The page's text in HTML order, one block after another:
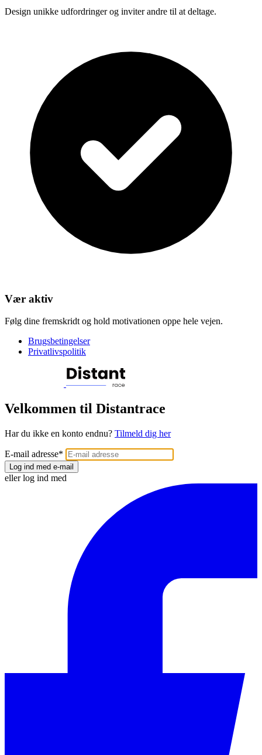
Design unikke udfordringer og inviter andre til at deltage.
Vær aktiv
Følg dine fremskridt og hold motivationen oppe hele vejen.
Brugsbetingelser
Privatlivspolitik
Velkommen til Distantrace
Har du ikke en konto endnu? Tilmeld dig her
E-mail adresse*
Log ind med e-mail
eller log ind med